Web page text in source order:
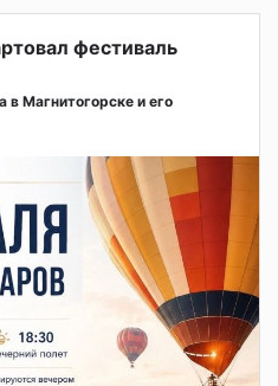
фестиваль
в Магнитогорске и его